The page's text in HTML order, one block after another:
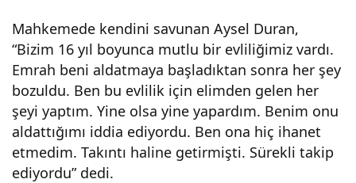
Mahkemede kendini savunan Aysel Duran,
“Bizim 16 yıl boyunca mutlu bir evliliğimiz vardı.
Emrah beni aldatmaya başladıktan sonra her şey
bozuldu. Ben bu evlilik için elimden gelen her
şeyi yaptım. Yine olsa yine yapardım. Benim onu
aldattığımı iddia ediyordu. Ben ona hiç ihanet
etmedim. Takıntı haline getirmişti. Sürekli takip
ediyordu” dedi.
un
ban
a
zara